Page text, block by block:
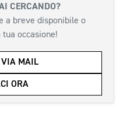
CERCANDO?
a breve disponibile o
occasione!
MAIL
ORA